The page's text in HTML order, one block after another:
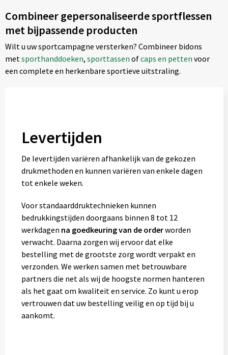
Combineer gepersonaliseerde sportflessen
met bijpassende producten
Wilt u uw sportcampagne versterken? Combineer bidons
metsporthanddoeken, sporttassen ofcaps en petten voor
een complete en herkenbare sportieve uitstraling.
Levertijden
De levertijden variëren afhankelijk van de gekozen
drukmethoden en kunnen variëren van enkele dagen
tot enkele weken.
Voor standaarddruktechnieken kunnen
bedrukkingstijden doorgaans binnen 8 tot 12
werkdagen na goedkeuring van de orderworden
verwacht. Daarna zorgen wij ervoor dat elke
bestelling met de grootste zorg wordt verpakt en
verzonden. We werken samen met betrouwbare
partners die net als wij de hoogste normen hanteren
als het gaat om kwaliteit en service. Zo kunt u erop
vertrouwen dat uw bestelling veilig en op tijd bij u
aankomt.